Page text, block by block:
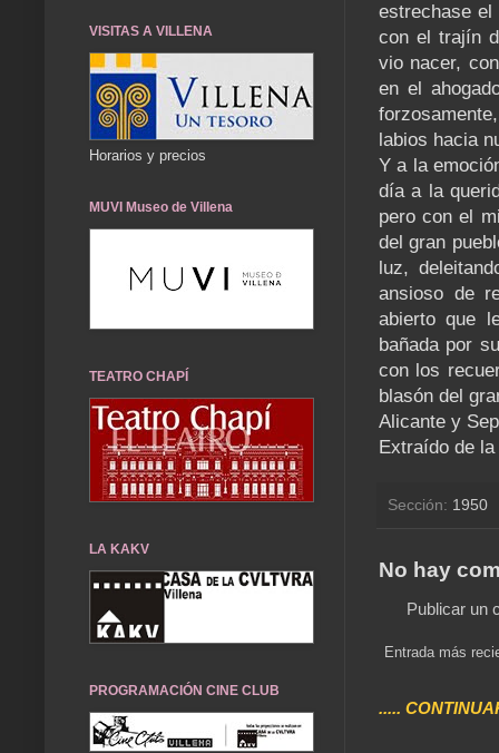
estrechase
con el trajín
vio nacer,
en el
labios hacia
Y a la
día a la
pero con el
del gran
luz,
ansioso de
abierto que
bañada por
con los
blasón del
Alicante y
Extraído de
Sección: 1950
No hay
Publicar un
Entrada más
.....
VISITAS A VILLENA
Horarios y precios
MUVI Museo de Villena
TEATRO CHAPÍ
LA KAKV
PROGRAMACIÓN CINE CLUB